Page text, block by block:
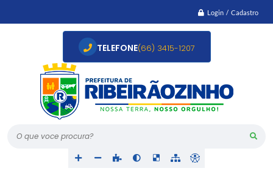
Login / Cadastro
O que voce procura?
TELEFONE(66) 3415-1207